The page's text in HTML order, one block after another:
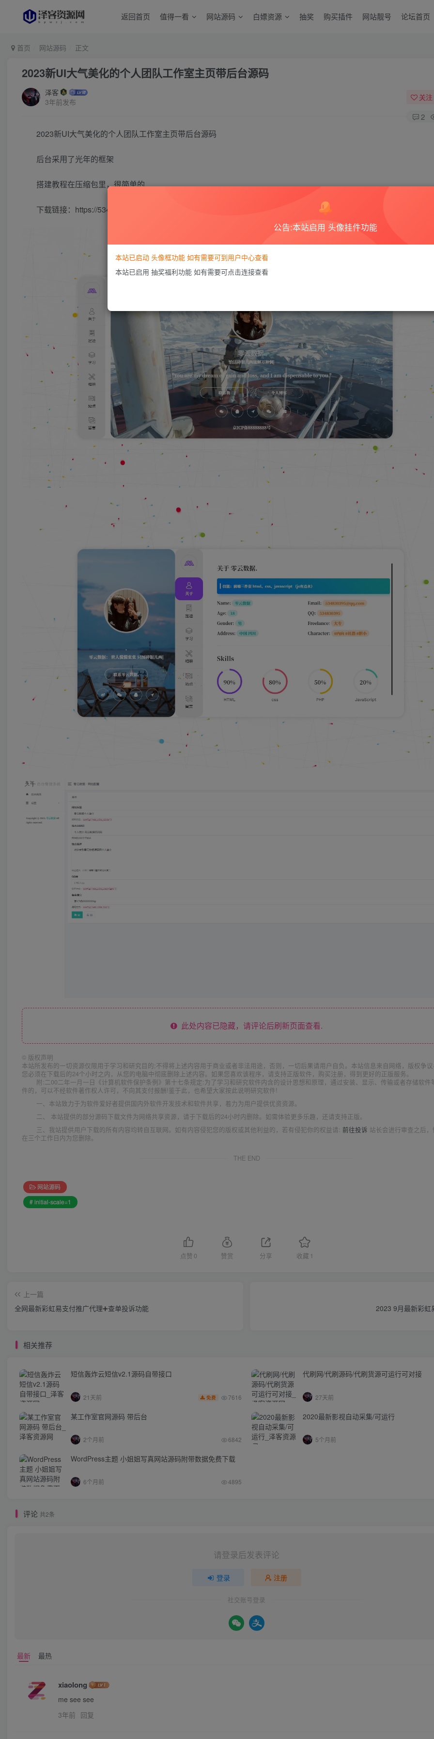
返回首页 值得一看 网站源码 白嫖资源 抽奖 购买插件 网站靓号 论坛首页
首页 网站源码 正文
2023新UI大气美化的个人团队工作室主页带后台源码
泽客
3年前发布
关注
2
2023新UI大气美化的个人团队工作室主页带后台源码
后台采用了光年的框架
搭建教程在压缩包里，很简单的
下载链接： https://534830395.lanzoue.com/iShnC13w5zwj
此处内容已隐藏，请评论后刷新页面查看.
© 版权声明
本站所发布的一切资源仅限用于学习和研究目的;不得将上述内容用于商业或者非法用途，否则，一切后果请用户自负。本站信息来自网络，版权争议
您必须在下载后的24个小时之内，从您的电脑中彻底删除上述内容。如果您喜欢该程序，请支持正版软件，购买注册，得到更好的正版服务。
附:二00二年一月一日《计算机软件保护条例》第十七条规定:为了学习和研究软件内含的设计思想和原理，通过安装、显示、传输或者存储软件
件的，可以不经软件著作权人许可，不向其支付报酬!鉴于此，也希望大家按此说明研究软件!
一、本站致力于为软件爱好者提供国内外软件开发技术和软件共享，着力为用户提供优资资源。
二、 本站提供的部分源码下载文件为网络共享资源，请于下载后的24小时内删除。如需体验更多乐趣，还请支持正版。
三、我站提供用户下载的所有内容均转自互联网。如有内容侵犯您的版权或其他利益的，若有侵犯你的权益请: 前往投诉 站长会进行审查之后
在三个工作日内为您删除。
THE END
网站源码
# initial-scale=1
点赞 0 赞赏 分享 收藏 1
上一篇
全网最新彩虹易支付推广代理➕查单投诉功能
2023 9月最新彩虹
相关推荐
短信轰炸云短信v2.1源码自带接口
21天前 免费 7616
代刷网/代刷源码/代刷货源可运行可对接
27天前
某工作室官网源码 带后台
2个月前 6842
2020最新影视自动采集/可运行
5个月前
WordPress主题 小姐姐写真网站源码附带数据免费下载
6个月前 4895
评论 共2条
请登录后发表评论
登录 注册
社交账号登录
最新 最热
xiaolong
me see see
3年前 回复
公告:本站启用 头像挂件功能
本站已启动 头像框功能 如有需要可到用户中心查看
本站已启用 抽奖福利功能 如有需要可点击连接查看